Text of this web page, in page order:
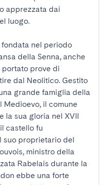
apprezzata dai
luogo.
nel periodo
della Senna, anche
prove di
dal Neolitico. Gestito
grande famiglia della
Medioevo, il comune
la sua gloria nel XVII
castello fu
suo proprietario del
ministro della
Rabelais durante la
ebbe una forte